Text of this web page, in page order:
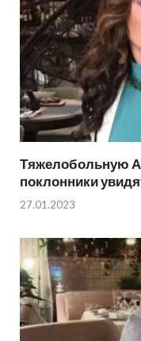
Тяжелобольную
поклонники
27.01.2023